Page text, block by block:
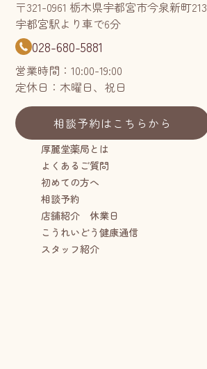
〒321-0961 栃木県宇都宮市今泉新町213
宇都宮駅より車で6分
028-680-5881
営業時間：10:00-19:00
定休日：木曜日、祝日
相談予約はこちらから
厚麗堂薬局とは
よくあるご質問
初めての方へ
相談予約
店舗紹介 休業日
こうれいどう健康通信
スタッフ紹介